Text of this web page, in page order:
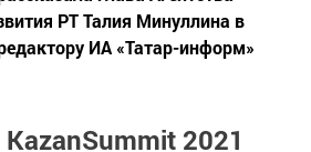
РТ Талия Минуллина в
ИА «Татар-информ»
2021